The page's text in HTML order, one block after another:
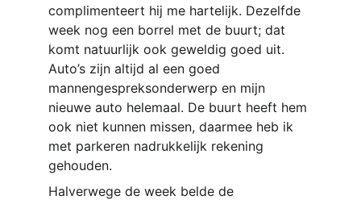
complimenteert hij me hartelijk. Dezelfde
week nog een borrel met de buurt; dat
komt natuurlijk ook geweldig goed uit.
Auto’s zijn altijd al een goed
mannengespreksonderwerp en mijn
nieuwe auto helemaal. De buurt heeft hem
ook niet kunnen missen, daarmee heb ik
met parkeren nadrukkelijk rekening
gehouden.
Halverwege de week belde de